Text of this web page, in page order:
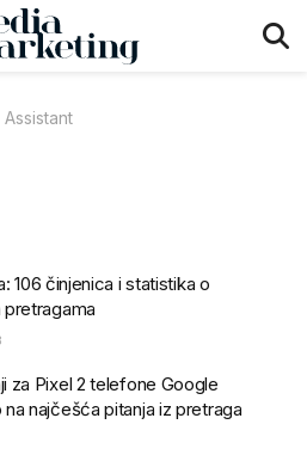
106 činjenica i statistika o
za Pixel 2 telefone Google
najčešća pitanja iz pretraga